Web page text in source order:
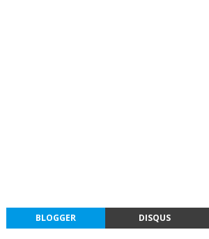
BLOGGER DISQUS